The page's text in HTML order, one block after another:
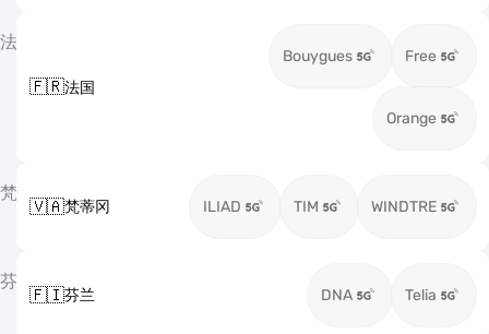
法
🇫🇷法国
Bouygues Free
Orange
梵
🇻🇦梵蒂冈 ILIAD TIM WINDTRE
芬
🇫🇮芬兰 DNA Telia